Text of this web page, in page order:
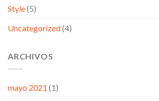
Style(5)
Uncategorized(4)
ARCHIVOS
mayo 2021 (1)